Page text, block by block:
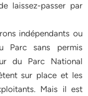
laissez-passer par
indépendants ou
Parc sans permis
du Parc National
sur place et les
Mais il est